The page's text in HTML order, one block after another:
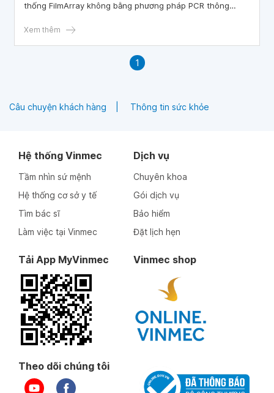
thống FilmArray không bằng phương pháp PCR thông
một thời điểm.
Xem thêm
1
Câu chuyện khách hàng Thông tin sức khỏe
Hệ thống Vinmec
Tầm nhìn sứ mệnh
Hệ thống cơ sở y tế
Tìm bác sĩ
Làm việc tại Vinmec
Dịch vụ
Chuyên khoa
Gói dịch vụ
Bảo hiểm
Đặt lịch hẹn
Tải App MyVinmec Vinmec shop
Theo dõi chúng tôi